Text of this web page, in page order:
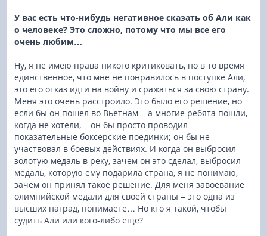
У вас есть что-нибудь негативное сказать об Али как
о человеке? Это сложно, потому что мы все его
очень любим…
Ну, я не имею права никого критиковать, но в то время
единственное, что мне не понравилось в поступке Али,
это его отказ идти на войну и сражаться за свою страну.
Меня это очень расстроило. Это было его решение, но
если бы он пошел во Вьетнам – а многие ребята пошли,
когда не хотели, – он бы просто проводил
показательные боксерские поединки; он бы не
участвовал в боевых действиях. И когда он выбросил
золотую медаль в реку, зачем он это сделал, выбросил
медаль, которую ему подарила страна, я не понимаю,
зачем он принял такое решение. Для меня завоевание
олимпийской медали для своей страны – это одна из
высших наград, понимаете… Но кто я такой, чтобы
судить Али или кого-либо еще?